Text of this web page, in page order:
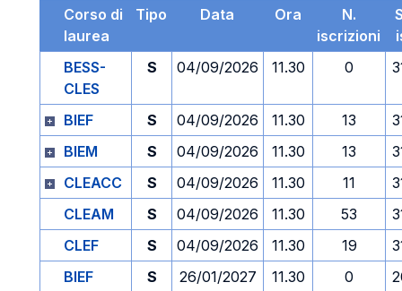
Corso di
laurea
Tipo Data Ora
N.
iscrizioni
BESS-
CLES
S 04/09/2026 11.30 0
BIEF S 04/09/2026 11.30 13
BIEM
S 04/09/2026 11.30 13
CLEACC
S 04/09/2026 11.30 11
CLEAM
S 04/09/2026 11.30 53
CLEF
S 04/09/2026 11.30 19
BIEF
S 26/01/2027 11.30 0